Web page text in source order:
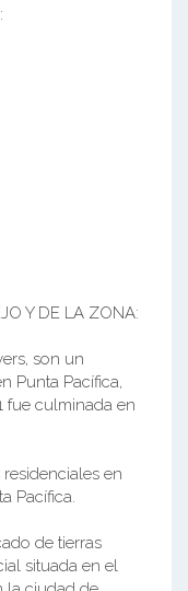
Y DE LA ZONA:
son un
Punta Pacífica,
fue culminada en
en
Pacífica.
de tierras
situada en el